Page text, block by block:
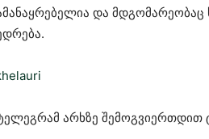
და მდგომარეობაც
არხზე შემოგვიერთდით